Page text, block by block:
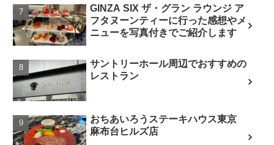
GINZA SIX ザ・グラン ラウンジ ア
フタヌーンティーに行った感想やメ
ニューを写真付きでご紹介します
サントリーホール周辺でおすすめの
レストラン
おちあいろうステーキハウス東京
麻布台ヒルズ店